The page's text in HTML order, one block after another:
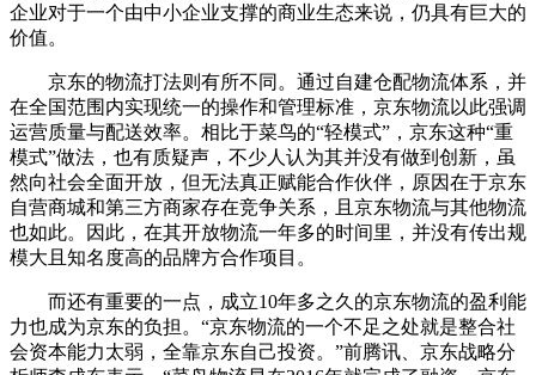
企业对于一个由中小企业支撑的商业生态来说，仍具有巨大的
价值。
京东的物流打法则有所不同。通过自建仓配物流体系，并
在全国范围内实现统一的操作和管理标准，京东物流以此强调
运营质量与配送效率。相比于菜鸟的“轻模式”，京东这种“重
模式”做法，也有质疑声，不少人认为其并没有做到创新，虽
然向社会全面开放，但无法真正赋能合作伙伴，原因在于京东
自营商城和第三方商家存在竞争关系，且京东物流与其他物流
也如此。因此，在其开放物流一年多的时间里，并没有传出规
模大且知名度高的品牌方合作项目。
而还有重要的一点，成立10年多之久的京东物流的盈利能
力也成为京东的负担。“京东物流的一个不足之处就是整合社
会资本能力太弱，全靠京东自己投资。”前腾讯、京东战略分